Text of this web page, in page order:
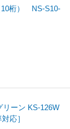
10桁） NS-S10-
リーン KS-126W
応］